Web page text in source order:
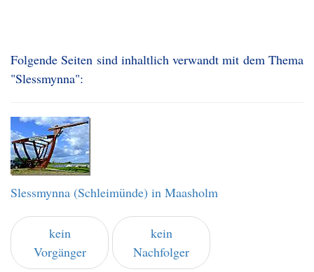
Folgende Seiten sind inhaltlich verwandt mit dem Thema
"Slessmynna":
Slessmynna (Schleimünde) in Maasholm
kein
Vorgänger
kein
Nachfolger